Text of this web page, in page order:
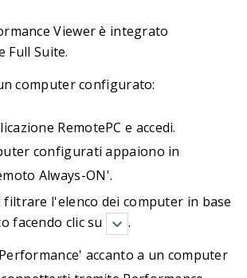
Viewer è integrato
Full Suite.
computer configurato:
RemotePC e accedi.
configurati appaiono in
Always-ON'.
filtrare l'elenco dei computer in base
facendo clic su
.
accanto a un computer